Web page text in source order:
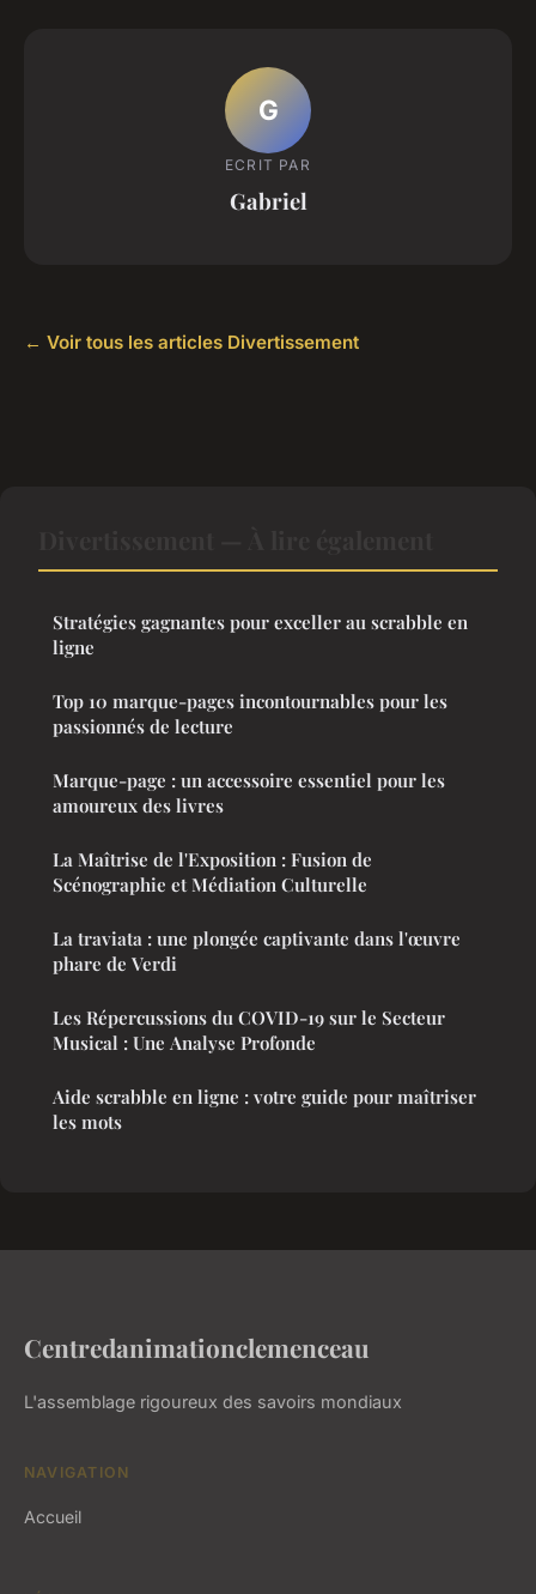
G
ECRIT PAR
Gabriel
← Voir tous les articles Divertissement
Stratégies gagnantes pour exceller au scrabble en
ligne
Top 10 marque-pages incontournables pour les
passionnés de lecture
Marque-page : un accessoire essentiel pour les
amoureux des livres
La Maîtrise de l'Exposition : Fusion de
Scénographie et Médiation Culturelle
La traviata : une plongée captivante dans l'œuvre
phare de Verdi
Les Répercussions du COVID-19 sur le Secteur
Musical : Une Analyse Profonde
Aide scrabble en ligne : votre guide pour maîtriser
les mots
Centredanimationclemenceau
L'assemblage rigoureux des savoirs mondiaux
NAVIGATION
Accueil